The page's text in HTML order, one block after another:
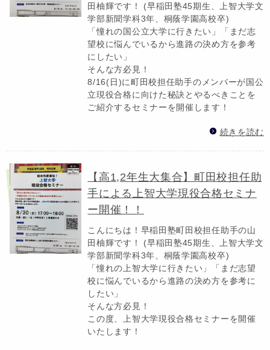
田柚輝です！ (早稲田塾45期生、上智大学文
学部新聞学科3年、桐蔭学園高校卒)
「憧れの国公立大学に行きたい」「まだ志
望校に悩んでいるから進路の決め方を参考
にしたい」
そんな方必見！
8/16(日)に町田校担任助手のメンバーが国公
立現役合格に向けた秘訣とやるべきことを
ご紹介するセミナーを開催します！
続きを読む
【高1,2年生大集合】町田校担任助
手による上智大学現役合格セミナ
ー開催！！
こんにちは！早稲田塾町田校担任助手の山
田柚輝です！ (早稲田塾45期生、上智大学文
学部新聞学科3年、桐蔭学園高校卒)
「憧れの上智大学に行きたい」「まだ志望
校に悩んでいるから進路の決め方を参考に
したい」
そんな方必見！
この度、上智大学現役合格セミナーを開催
いたします！